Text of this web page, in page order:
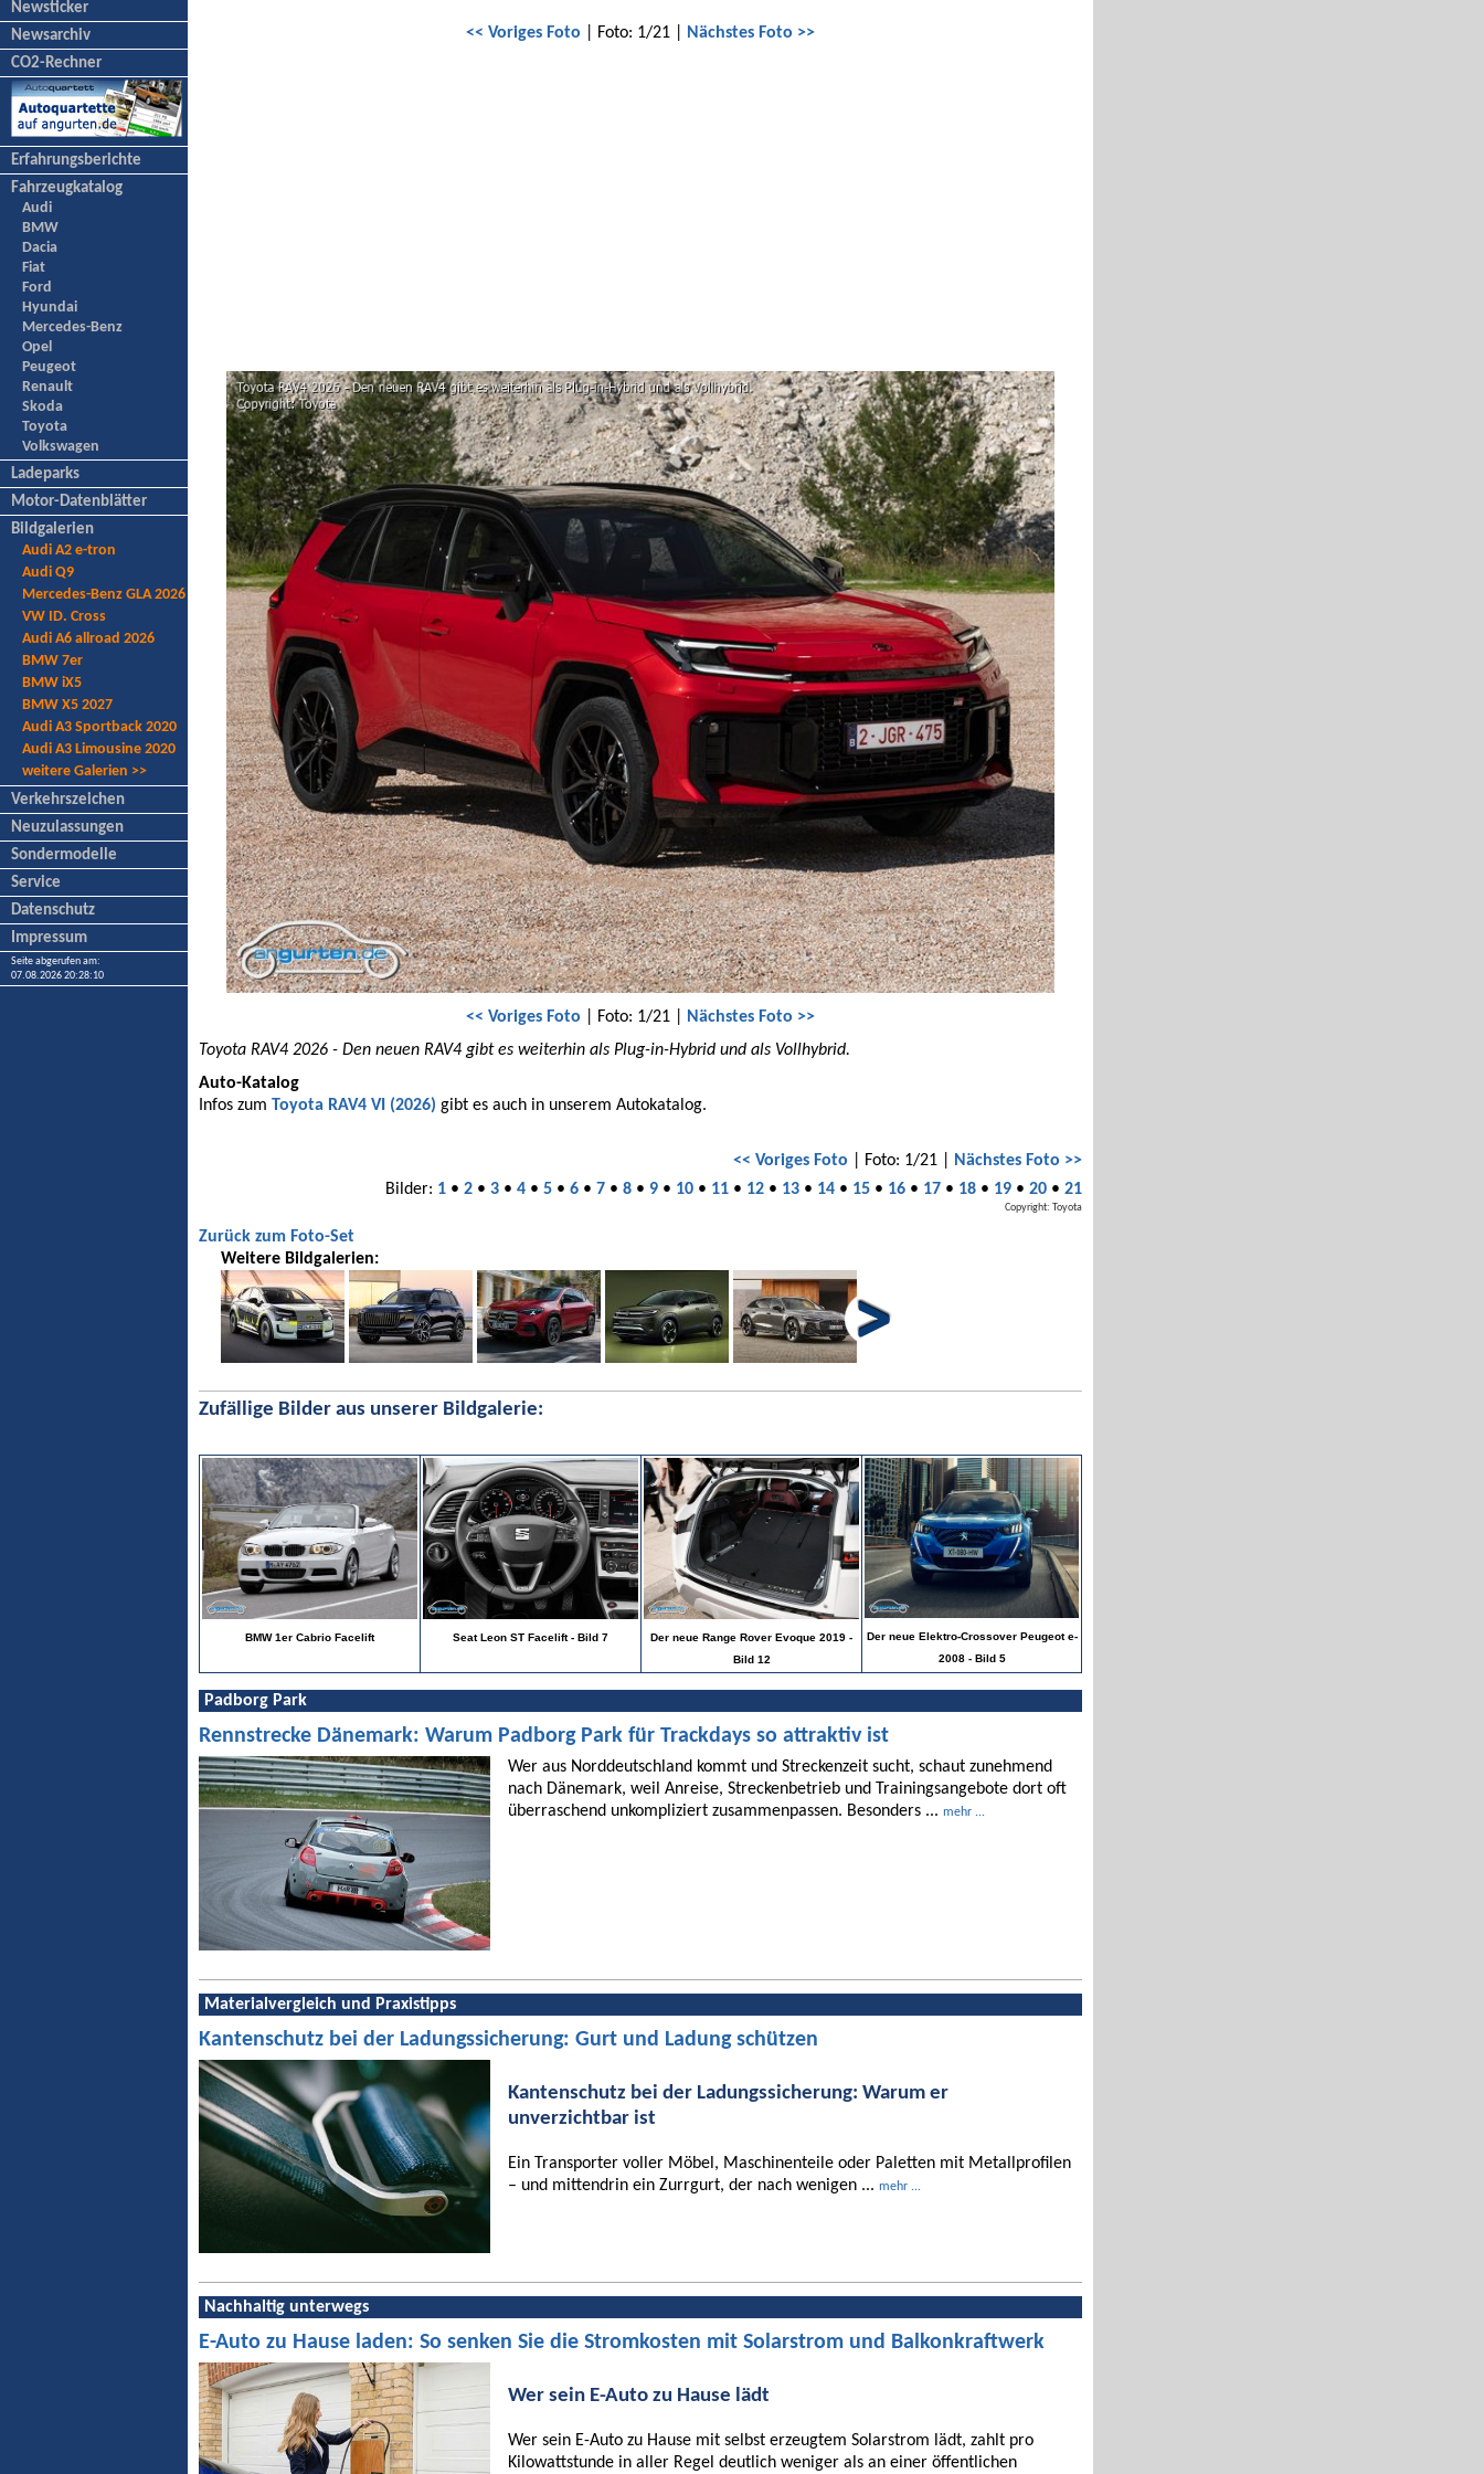
Newsticker
Newsarchiv
CO2-Rechner
Erfahrungsberichte
Fahrzeugkatalog
Audi
BMW
Dacia
Fiat
Ford
Hyundai
Mercedes-Benz
Opel
Peugeot
Renault
Skoda
Toyota
Volkswagen
Ladeparks
Motor-Datenblätter
Bildgalerien
Audi A2 e-tron
Audi Q9
Mercedes-Benz GLA 2026
VW ID. Cross
Audi A6 allroad 2026
BMW 7er
BMW iX5
BMW X5 2027
Audi A3 Sportback 2020
Audi A3 Limousine 2020
weitere Galerien >>
Verkehrszeichen
Neuzulassungen
Sondermodelle
Service
Datenschutz
Impressum
Seite abgerufen am:
07.08.2026 20:28:10
<< Voriges Foto | Foto: 1/21 | Nächstes Foto >>
<< Voriges Foto | Foto: 1/21 |
Nächstes Foto >>
Toyota RAV4 2026 - Den neuen RAV4 gibt es weiterhin als Plug-in-Hybrid und als Vollhybrid.
Auto-Katalog
Infos zum Toyota RAV4 VI (2026) gibt es auch in unserem Autokatalog.
<< Voriges Foto | Foto: 1/21 |
Nächstes Foto >>
Bilder: 1 • 2 • 3 • 4 • 5 • 6 • 7 • 8 • 9 • 10 • 11 • 12 • 13 • 14 • 15 • 16 • 17 • 18 • 19 • 20 • 21
Copyright: Toyota
Zurück zum Foto-Set
Weitere Bildgalerien:
Zufällige Bilder aus unserer Bildgalerie:
BMW 1er Cabrio Facelift Seat Leon ST Facelift - Bild 7
Der neue Range Rover Evoque 2019 -
Bild 12
Der neue Elektro-Crossover Peugeot e-
2008 - Bild 5
Padborg Park
Rennstrecke Dänemark: Warum Padborg Park für Trackdays so attraktiv ist
Wer aus Norddeutschland kommt und Streckenzeit sucht, schaut zunehmend
nach Dänemark, weil Anreise, Streckenbetrieb und Trainingsangebote dort oft
überraschend unkompliziert zusammenpassen. Besonders ... mehr ...
Materialvergleich und Praxistipps
Kantenschutz bei der Ladungssicherung: Gurt und Ladung schützen
Kantenschutz bei der Ladungssicherung: Warum er
unverzichtbar ist
Ein Transporter voller Möbel, Maschinenteile oder Paletten mit Metallprofilen
– und mittendrin ein Zurrgurt, der nach wenigen ... mehr ...
Nachhaltig unterwegs
E-Auto zu Hause laden: So senken Sie die Stromkosten mit Solarstrom und Balkonkraftwerk
Wer sein E-Auto zu Hause lädt
Wer sein E-Auto zu Hause mit selbst erzeugtem Solarstrom lädt, zahlt pro
Kilowattstunde in aller Regel deutlich weniger als an einer öffentlichen